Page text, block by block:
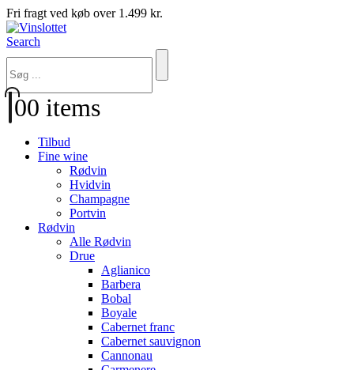
Fri fragt ved køb over 1.499 kr.
Search
00 items
Tilbud
Fine wine
Rødvin
Hvidvin
Champagne
Portvin
Rødvin
Alle Rødvin
Drue
Aglianico
Barbera
Bobal
Boyale
Cabernet franc
Cabernet sauvignon
Cannonau